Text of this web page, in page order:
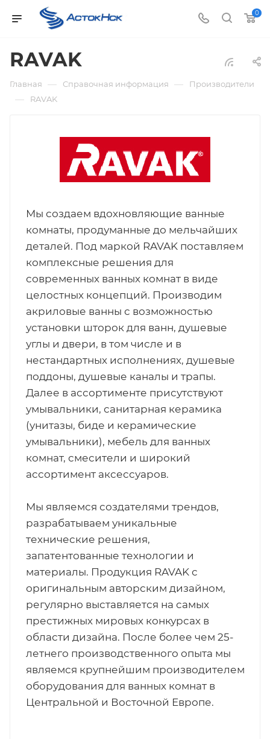
0
RAVAK
Главная — Справочная информация — Производители
— RAVAK
Мы создаем вдохновляющие ванные
комнаты, продуманные до мельчайших
деталей. Под маркой RAVAK поставляем
комплексные решения для
современных ванных комнат в виде
целостных концепций. Производим
акриловые ванны с возможностью
установки шторок для ванн, душевые
углы и двери, в том числе и в
нестандартных исполнениях, душевые
поддоны, душевые каналы и трапы.
Далее в ассортименте присутствуют
умывальники, санитарная керамика
(унитазы, биде и керамические
умывальники), мебель для ванных
комнат, смесители и широкий
ассортимент аксессуаров.
Мы являемся создателями трендов,
разрабатываем уникальные
технические решения,
запатентованные технологии и
материалы. Продукция RAVAK с
оригинальным авторским дизайном,
регулярно выставляется на самых
престижных мировых конкурсах в
области дизайна. После более чем 25-
летнего производственного опыта мы
являемся крупнейшим производителем
оборудования для ванных комнат в
Центральной и Восточной Европе.